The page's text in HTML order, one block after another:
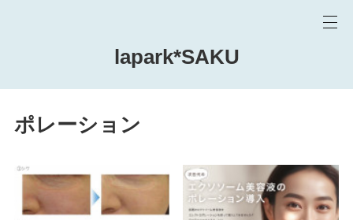
lapark*SAKU
ポレーション